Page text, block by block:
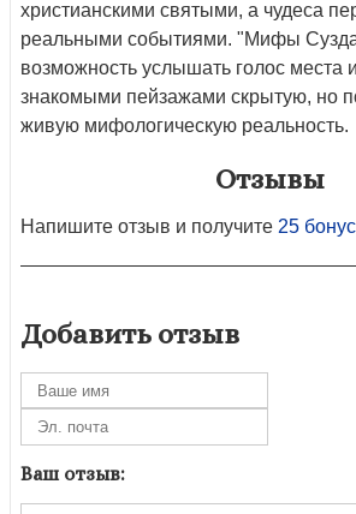
христианскими святыми, а чудеса
реальными событиями. "Мифы
возможность услышать голос места
знакомыми пейзажами скрытую, но
живую мифологическую реальность.
Отзывы
Напишите отзыв и получите 25
Добавить отзыв
Ваш отзыв: